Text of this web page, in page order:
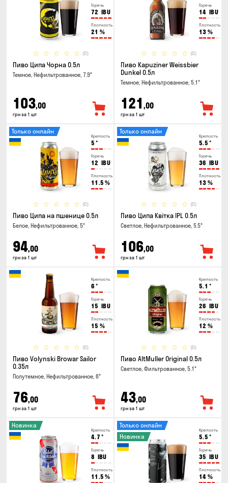
Горечь
72 IBU
Плотность
21 %
(0)
Пиво Ципа Чорна 0.5л
Темное, Нефильтрованное, 7.9°
103,00
грн за 1 шт
Горечь
14 IBU
Плотность
13 %
(0)
Пиво Kapuziner Weissbier
Dunkel 0.5л
Темное, Нефильтрованное, 5.1°
121 ,00
грн за 1 шт
Крепость
5 °
Горечь
12 IBU
Плотность
11.5 %
(0)
Только онлайн
Пиво Ципа на пшенице 0.5л
Белое, Нефильтрованное, 5°
94,00
грн за 1 шт
Крепость
5.5 °
Горечь
36 IBU
Плотность
13 %
(0)
Только онлайн
Пиво Ципа Квітка IPL 0.5л
Светлое, Нефильтрованное, 5.5°
106,00
грн за 1 шт
Крепость
6 °
Горечь
15 IBU
Плотность
15 %
(0)
Пиво Volynski Browar Sailor
0.35л
Полутемное, Нефильтрованное, 6°
76,00
грн за 1 шт
Крепость
5.1 °
Горечь
26 IBU
Плотность
12 %
(0)
Пиво AltMuller Original 0.5л
Светлое, Фильтрованное, 5.1°
43,00
грн за 1 шт
Крепость
4.7 °
Горечь
8 IBU
Плотность
11.5 %
Новинка
Крепость
5.5 °
Горечь
35 IBU
Плотность
14 %
Только онлайн
Новинка